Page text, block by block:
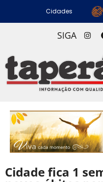
Cidades
SIGA
Cidade fica 1